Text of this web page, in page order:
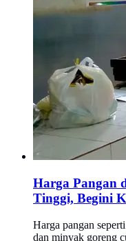
Harga Pangan
Tinggi, Begini
Harga pangan
dan minyak goreng